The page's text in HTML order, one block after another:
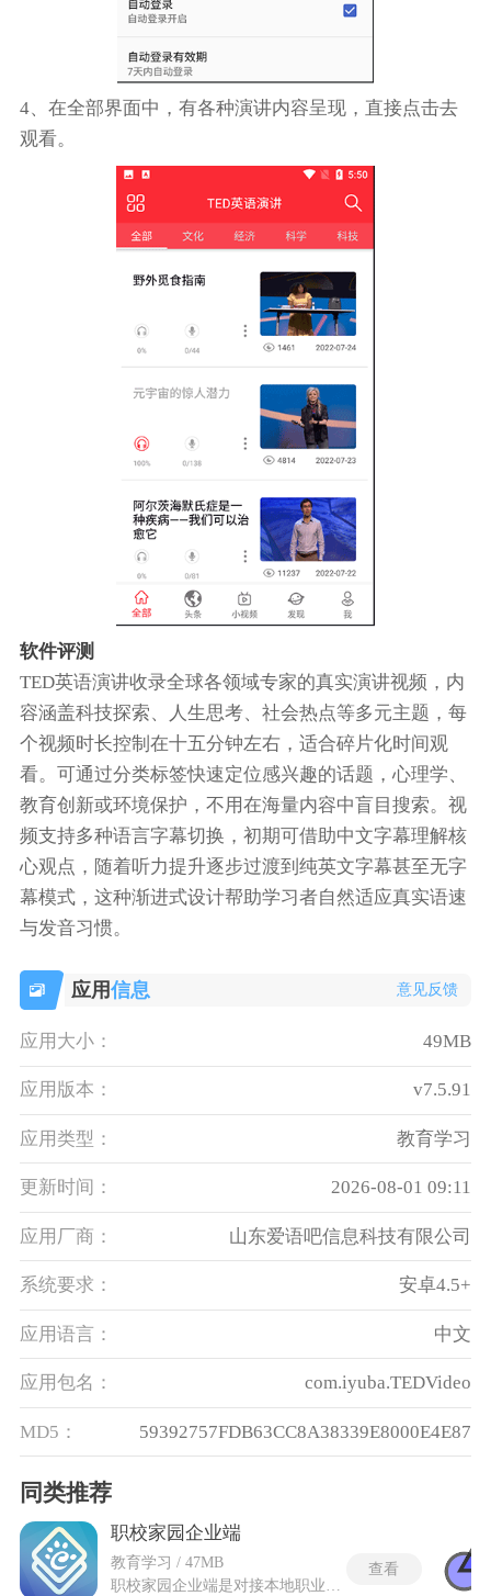
4、在全部界面中，有各种演讲内容呈现，直接点击去
观看。
软件评测
TED英语演讲收录全球各领域专家的真实演讲视频，内
容涵盖科技探索、人生思考、社会热点等多元主题，每
个视频时长控制在十五分钟左右，适合碎片化时间观
看。可通过分类标签快速定位感兴趣的话题，心理学、
教育创新或环境保护，不用在海量内容中盲目搜索。视
频支持多种语言字幕切换，初期可借助中文字幕理解核
心观点，随着听力提升逐步过渡到纯英文字幕甚至无字
幕模式，这种渐进式设计帮助学习者自然适应真实语速
与发音习惯。
应用信息 意见反馈
应用大小： 49MB
应用版本： v7.5.91
应用类型： 教育学习
更新时间： 2026-08-01 09:11
应用厂商： 山东爱语吧信息科技有限公司
系统要求： 安卓4.5+
应用语言： 中文
应用包名： com.iyuba.TEDVideo
MD5： 59392757FDB63CC8A38339E8000E4E87
同类推荐
职校家园企业端
教育学习 / 47MB
职校家园企业端是对接本地职业院校实习管理体系的专属服务工具，工具打通院校与用工主体的对接壁垒，摒弃传统线下报备、人工对接的繁琐模式，可自主完成入驻备案、生源筛选等多项核心业务。职校家园企业端主要面向有校企合作、实习生招录需求的用工单位。平台适配职业教育实习管理规范，可全程跟进实习周期内的各项事务，记录实习在岗状态与实操表现，同步完成校企协同对接工作。同时整合产教融合合作项目渠道，助力用工单位精准对接适配专业生源，规范实习用工流程，让校企合作与实习生管理工作更标准化、数字化。
查看